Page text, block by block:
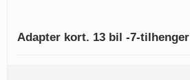
Adapter kort. 13 bil -7-tilhenger